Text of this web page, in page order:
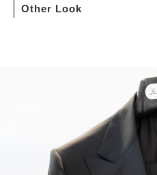
Other Look